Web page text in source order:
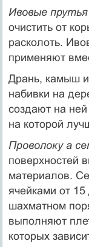
Ивовые прутья
очистить от
расколоть.
применяют
Дрань, камыш
набивки на
создают на
на которой
Проволоку а
поверхностей
материалов.
ячейками от
шахматном
выполняют
которых